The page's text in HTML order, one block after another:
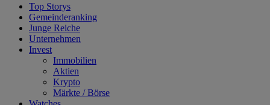
Top Storys
Gemeinderanking
Junge Reiche
Unternehmen
Invest
Immobilien
Aktien
Krypto
Märkte / Börse